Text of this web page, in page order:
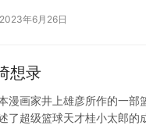
2023年6月26日
想录
漫画家井上雄彦所作的一
了超级篮球天才桂小太郎的